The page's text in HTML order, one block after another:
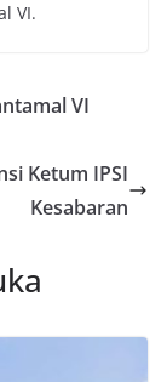
VI.
VI
Ketum IPSI
Kesabaran